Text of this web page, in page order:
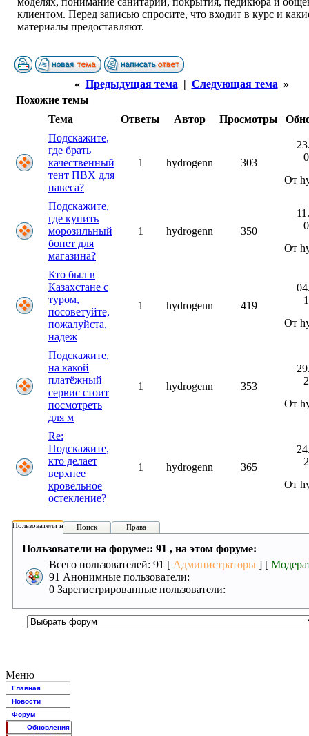
клиентом. Перед записью спросите, что входит в курс и
материалы предоставляют.
« Предыдущая тема | Следующая тема »
Похожие темы
Тема
Ответы Автор Просмотры
Подскажите,
где брать
качественный
тент ПВХ для
навеса?
1 hydrogenn 303
От
Подскажите,
где купить
морозильный
бонет для
магазина?
1 hydrogenn 350
От
Кто был в
Казахстане с
туром,
посоветуйте,
пожалуйста,
надеж
1 hydrogenn 419
От
Подскажите,
на какой
платёжный
сервис стоит
посмотреть
для м
1 hydrogenn 353
От
Re:
Подскажите,
кто делает
верхнее
кровельное
остекление?
1 hydrogenn 365
От
Пользователи на форуме:
Поиск Права
Пользователи на форуме:: 91 , на этом форуме:
Всего пользователей: 91 [ Администраторы ] [
91 Анонимные пользователи:
0 Зарегистрированные пользователи:
Меню
Главная
Новости
Форум
Обновления